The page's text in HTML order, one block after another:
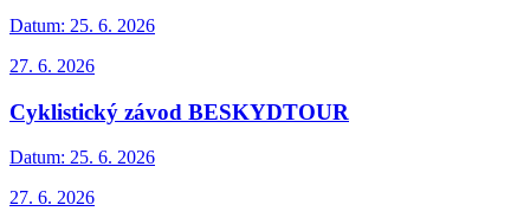
Datum: 25. 6. 2026
27. 6. 2026
Cyklistický závod BESKYDTOUR
Datum: 25. 6. 2026
27. 6. 2026